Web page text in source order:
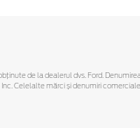
de la dealerul dvs. Ford.
Celelalte mărci și denumiri